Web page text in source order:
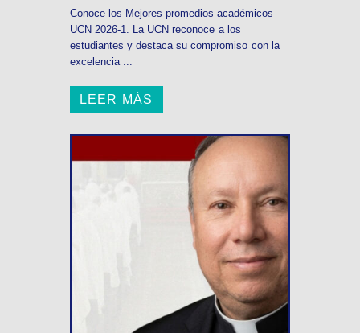
Conoce los Mejores promedios académicos
UCN 2026-1. La UCN reconoce a los
estudiantes y destaca su compromiso con la
excelencia ...
LEER MÁS